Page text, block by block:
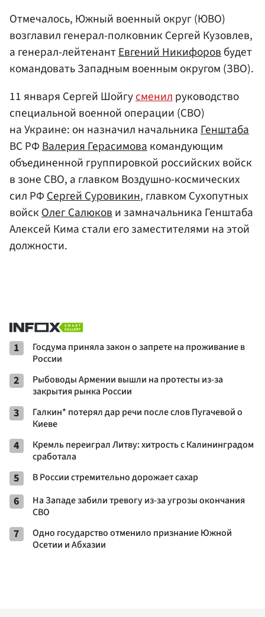
Отмечалось, Южный военный округ (ЮВО)
возглавил генерал-полковник Сергей Кузовлев,
а генерал-лейтенантЕвгений Никифоровбудет
командовать Западным военным округом (ЗВО).
11 января Сергей Шойгусменилруководство
специальной военной операции (СВО)
на Украине: он назначил начальникаГенштаба
ВС РФВалерия Герасимовакомандующим
объединенной группировкой российских войск
в зоне СВО, а главком Воздушно-космических
сил РФСергей Суровикин, главком Сухопутных
войскОлег Салюкови замначальника Генштаба
Алексей Кима стали его заместителями на этой
должности.
1
Госдума приняла закон о запрете на проживание в
России
2
Рыбоводы Армении вышли на протесты из-за
закрытия рынка России
3
Галкин* потерял дар речи после слов Пугачевой о
Киеве
4
Кремль переиграл Литву: хитрость с Калининградом
сработала
5 В России стремительно дорожает сахар
6
На Западе забили тревогу из-за угрозы окончания
СВО
7
Одно государство отменило признание Южной
Осетии и Абхазии